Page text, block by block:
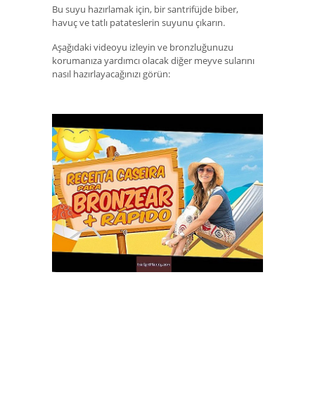
Bu suyu hazırlamak için, bir santrifüjde biber,
havuç ve tatlı patateslerin suyunu çıkarın.
Aşağıdaki videoyu izleyin ve bronzluğunuzu
korumanıza yardımcı olacak diğer meyve sularını
nasıl hazırlayacağınızı görün: